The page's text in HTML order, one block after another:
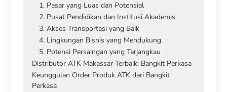
1. Pasar yang Luas dan Potensial
2. Pusat Pendidikan dan Institusi Akademis
3. Akses Transportasi yang Baik
4. Lingkungan Bisnis yang Mendukung
5. Potensi Persaingan yang Terjangkau
Distributor ATK Makassar Terbaik: Bangkit Perkasa
Keunggulan Order Produk ATK dari Bangkit
Perkasa